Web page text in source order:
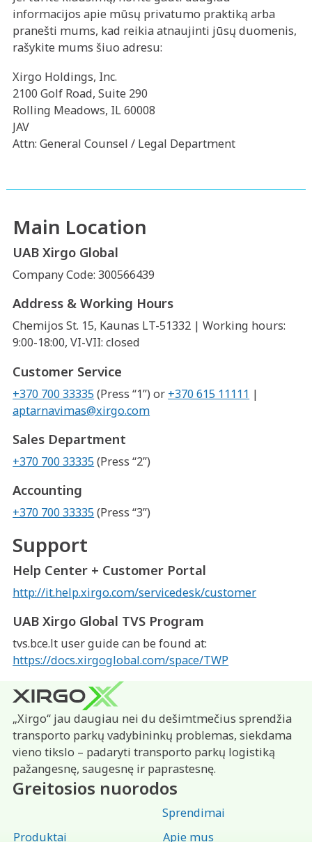
informacijos apie mūsų privatumo praktiką arba
pranešti mums, kad reikia atnaujinti jūsų duomenis,
rašykite mums šiuo adresu:
Xirgo Holdings, Inc.
2100 Golf Road, Suite 290
Rolling Meadows, IL 60008
JAV
Attn: General Counsel / Legal Department
Main Location
UAB Xirgo Global
Company Code: 300566439
Address & Working Hours
Chemijos St. 15, Kaunas LT-51332 | Working hours:
9:00-18:00, VI-VII: closed
Customer Service
+370 700 33335 (Press “1”) or +370 615 11111 |
aptarnavimas@xirgo.com
Sales Department
+370 700 33335 (Press “2”)
Accounting
+370 700 33335 (Press “3”)
Support
Help Center + Customer Portal
http://it.help.xirgo.com/servicedesk/customer
UAB Xirgo Global TVS Program
tvs.bce.lt user guide can be found at:
https://docs.xirgoglobal.com/space/TWP
„Xirgo“ jau daugiau nei du dešimtmečius sprendžia
transporto parkų vadybininkų problemas, siekdama
vieno tikslo – padaryti transporto parkų logistiką
pažangesnę, saugesnę ir paprastesnę.
Greitosios nuorodos
Sprendimai
Produktai
Apie mus